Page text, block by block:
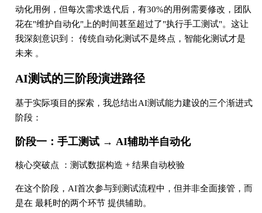
动化用例，但每次需求迭代后，有30%的用例需要修改，团队
花在"维护自动化"上的时间甚至超过了"执行手工测试"。这让
我深刻意识到： 传统自动化测试不是终点，智能化测试才是
未来 。
AI测试的三阶段演进路径
基于实际项目的探索，我总结出AI测试能力建设的三个渐进式
阶段：
阶段一：手工测试 → AI辅助半自动化
核心突破点 ：测试数据构造 + 结果自动校验
在这个阶段，AI首次参与到测试流程中，但并非全面接管，而
是在 最耗时的两个环节 提供辅助。